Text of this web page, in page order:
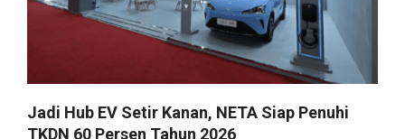
Jadi Hub EV Setir Kanan, NETA Siap Penuhi
TKDN 60 Persen Tahun 2026